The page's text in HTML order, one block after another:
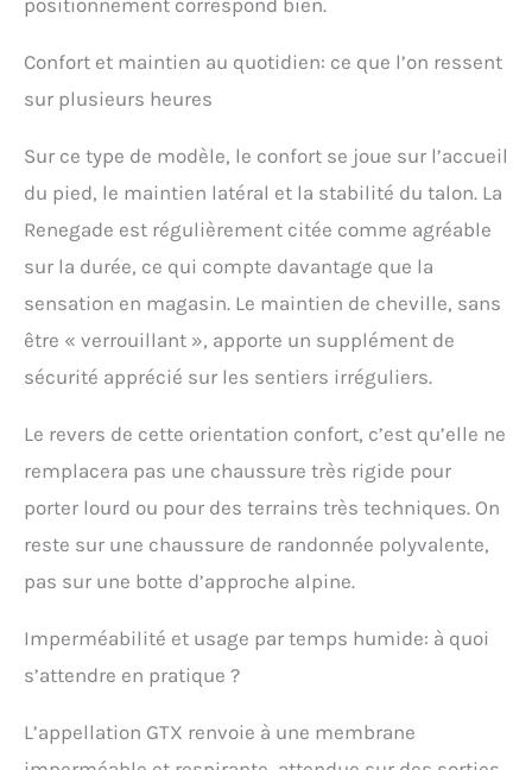
Confort et maintien au quotidien: ce que l’on ressent
sur plusieurs heures
Sur ce type de modèle, le confort se joue sur l’accueil
du pied, le maintien latéral et la stabilité du talon. La
Renegade est régulièrement citée comme agréable
sur la durée, ce qui compte davantage que la
sensation en magasin. Le maintien de cheville, sans
être « verrouillant », apporte un supplément de
sécurité apprécié sur les sentiers irréguliers.
Le revers de cette orientation confort, c’est qu’elle ne
remplacera pas une chaussure très rigide pour
porter lourd ou pour des terrains très techniques. On
reste sur une chaussure de randonnée polyvalente,
pas sur une botte d’approche alpine.
Imperméabilité et usage par temps humide: à quoi
s’attendre en pratique ?
L’appellation GTX renvoie à une membrane